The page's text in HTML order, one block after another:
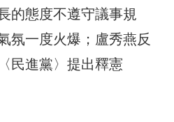
的態度不遵守議事規
氛一度火爆；盧秀燕反
民進黨〉提出釋憲